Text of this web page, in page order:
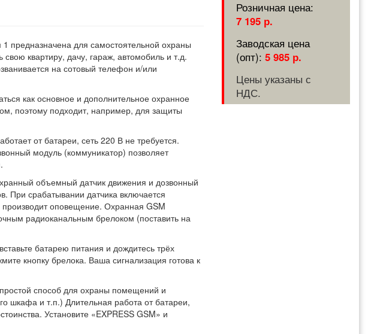
предназначена для самостоятельной охраны
квартиру, дачу, гараж, автомобиль и т.д.
на сотовый телефон и/или
как основное и дополнительное охранное
поэтому подходит, например, для защиты
от батареи, сеть 220 В не требуется.
модуль (коммуникатор) позволяет
объемный датчик движения и дозвонный
При срабатывании датчика включается
оповещение. Охранная GSM
радиоканальным брелоком (поставить на
батарею питания и дождитесь трёх
кнопку брелока. Ваша сигнализация готова к
способ для охраны помещений и
шкафа и т.п.) Длительная работа от батареи,
Установите «EXPRESS GSM» и
7 195 р.
5 985 р.
Цены указаны с
НДС.